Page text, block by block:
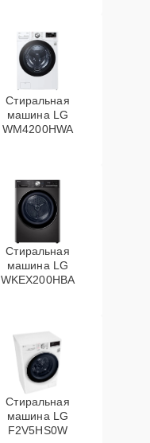
Стиральная
машина LG
WM4200HWA
Стиральная
машина LG
WKEX200HBA
Стиральная
машина LG
F2V5HS0W